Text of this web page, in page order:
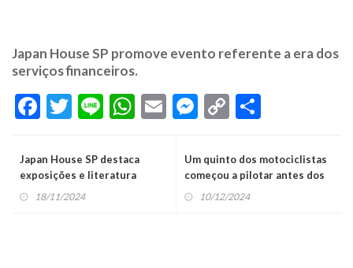
Japan House SP promove evento referente a era dos
serviços financeiros.
Facebook
Twitter
LineWhatsApp
EmailMessenger
Copy
Japan House SP destaca
exposições e literatura
japonêsa em novembro
18/11/2024
Um quinto dos motociclistas
começou a pilotar antes dos
18
10/12/2024